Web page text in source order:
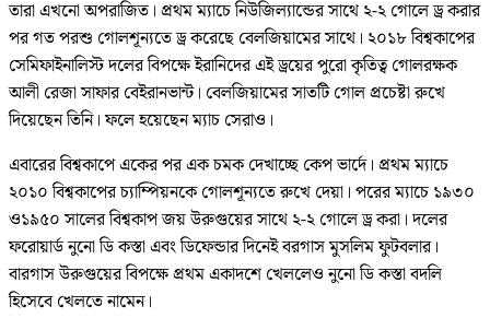
তারা এখনো অপরাজিত। প্রথম ম্যাচে নিউজিল্যান্ডের সাথে ২-২ গোলে ড্র করার
পর গত পরশু গোলশূন্যতে ড্র করেছে বেলজিয়ামের সাথে। ২০১৮ বিশ্বকাপের
সেমিফাইনালিস্ট দলের বিপক্ষে ইরানিদের এই ড্রয়ের পুরো কৃতিত্ব গোলরক্ষক
আলী রেজা সাফার বেইরানভান্ট। বেলজিয়ামের সাতটি গোল প্রচেষ্টা রুখে
দিয়েছেন তিনি। ফলে হয়েছেন ম্যাচ সেরাও।
এবারের বিশ্বকাপে একের পর এক চমক দেখাচ্ছে কেপ ভার্দে। প্রথম ম্যাচে
২০১০ বিশ্বকাপের চ্যাম্পিয়নকে গোলশূন্যতে রুখে দেয়া। পরের ম্যাচে ১৯৩০
ও১৯৫০ সালের বিশ্বকাপ জয় উরুগুয়ের সাথে ২-২ গোলে ড্র করা। দলের
ফরোয়ার্ড নুনো ডি কস্তা এবং ডিফেন্ডার দিনেই বরগাস মুসলিম ফুটবলার।
বারগাস উরুগুয়ের বিপক্ষে প্রথম একাদশে খেললেও নুনো ডি কস্তা বদলি
হিসেবে খেলতে নামেন।